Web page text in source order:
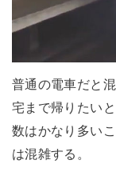
普通の電車だと
宅まで帰りたい
数はかなり多い
は混雑する。